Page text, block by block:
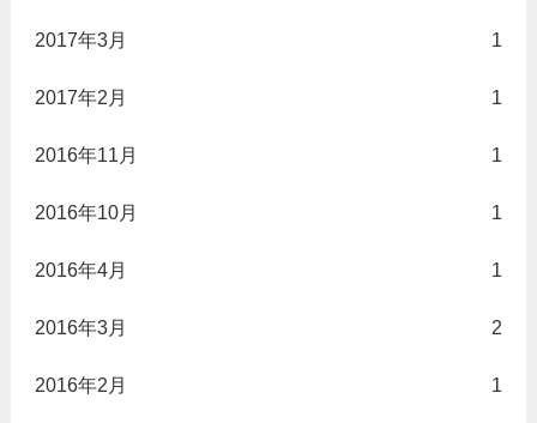
2017年3月 1
2017年2月 1
2016年11月 1
2016年10月 1
2016年4月 1
2016年3月 2
2016年2月 1